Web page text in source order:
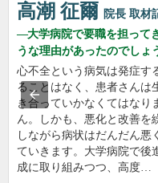
高潮 征爾 院長 取材
大学病院で要職を担って
うな理由があったのでしょ
心不全という病気は発症す
ることはなく、患者さんは
き合っていかなくてはなり
ん。しかも、悪化と改善を
しながら病状はだんだん悪
ていきます。大学病院で後
成に取り組みつつ、高度…